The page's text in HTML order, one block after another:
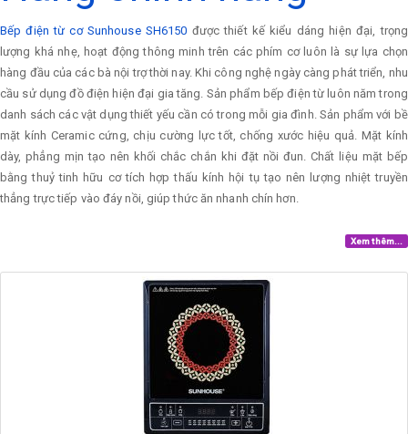
Bếp điện từ cơ Sunhouse SH6150 được thiết kế kiểu dáng hiện đại, trọng
lượng khá nhẹ, hoạt động thông minh trên các phím cơ luôn là sự lựa chọn
hàng đầu của các bà nội trợ thời nay. Khi công nghệ ngày càng phát triển, nhu
cầu sử dụng đồ điện hiện đại gia tăng. Sản phẩm bếp điện từ luôn năm trong
danh sách các vật dụng thiết yếu cần có trong mỗi gia đình. Sản phẩm với bề
mặt kính Ceramic cứng, chịu cường lực tốt, chống xước hiệu quả. Mặt kính
dày, phẳng mịn tạo nên khối chắc chắn khi đặt nồi đun. Chất liệu mặt bếp
bằng thuỷ tinh hữu cơ tích hợp thấu kính hội tụ tạo nên lượng nhiệt truyền
thẳng trực tiếp vào đáy nồi, giúp thức ăn nhanh chín hơn.
Xem thêm...